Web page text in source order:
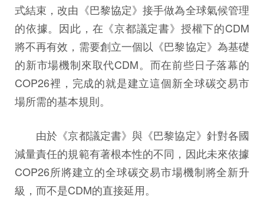
式結束，改由《巴黎協定》接手做為全球氣候管理
的依據。因此，在《京都議定書》授權下的CDM
將不再有效，需要創立一個以《巴黎協定》為基礎
的新市場機制來取代CDM。而在前些日子落幕的
COP26裡，完成的就是建立這個新全球碳交易市
場所需的基本規則。
由於《京都議定書》與《巴黎協定》針對各國
減量責任的規範有著根本性的不同，因此未來依據
COP26所將建立的全球碳交易市場機制將全新升
級，而不是CDM的直接延用。